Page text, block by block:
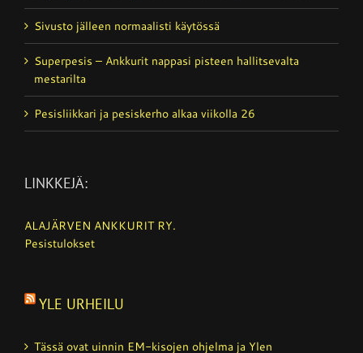
Sivusto jälleen normaalisti käytössä
Superpesis – Ankkurit nappasi pisteen hallitsevalta
mestarilta
Pesisliikkari ja pesiskerho alkaa viikolla 26
LINKKEJÄ:
ALAJÄRVEN ANKKURIT RY.
Pesistulokset
YLE URHEILU
Tässä ovat uinnin EM-kisojen ohjelma ja Ylen